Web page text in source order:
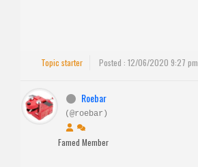
Topic starter Posted : 12/06/2020 9:27 pm
Roebar
(@roebar)
Famed Member